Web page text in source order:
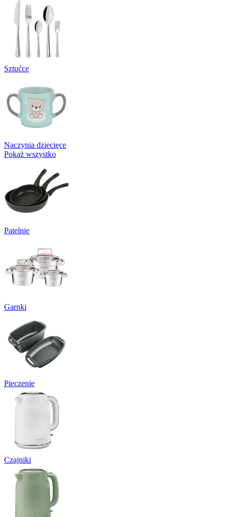
Sztućce
Naczynia dziecięce
Pokaż wszystko
Patelnie
Garnki
Pieczenie
Czajniki